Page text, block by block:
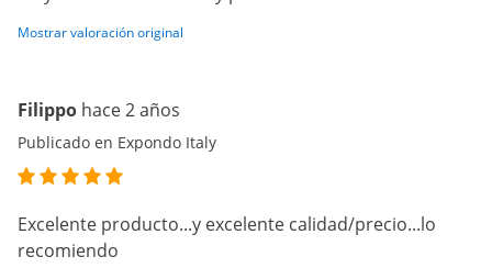
Mostrar valoración original
Filippo hace 2 años
Publicado en Expondo Italy
Excelente producto...y excelente calidad/precio...lo
recomiendo